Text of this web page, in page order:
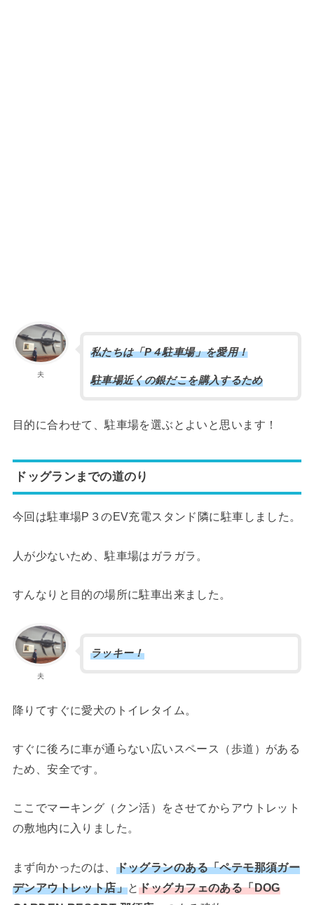
夫
私たちは「P４駐車場」を愛用！
駐車場近くの銀だこを購入するため
目的に合わせて、駐車場を選ぶとよいと思います！
ドッグランまでの道のり
今回は駐車場P３のEV充電スタンド隣に駐車しました。
人が少ないため、駐車場はガラガラ。
すんなりと目的の場所に駐車出来ました。
夫
ラッキー！
降りてすぐに愛犬のトイレタイム。
すぐに後ろに車が通らない広いスペース（歩道）がある
ため、安全です。
ここでマーキング（クン活）をさせてからアウトレット
の敷地内に入りました。
まず向かったのは、 ドッグランのある「ペテモ那須ガー
デンアウトレット店」とドッグカフェのある「DOG